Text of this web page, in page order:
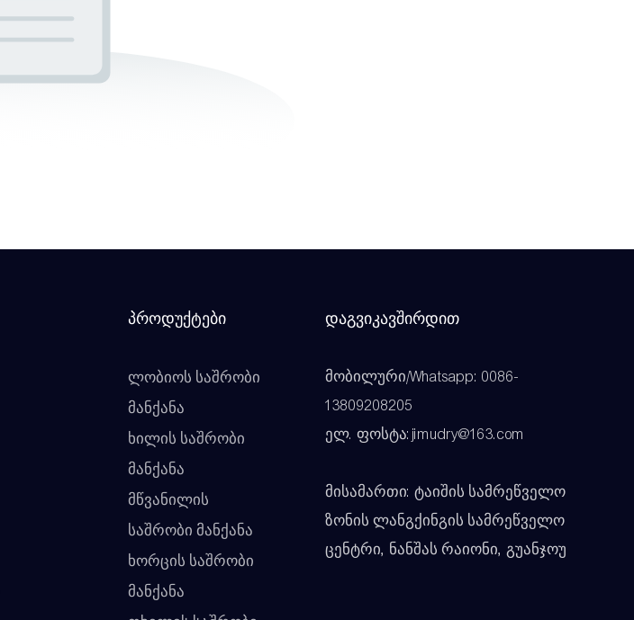
Პროდუქტები
ლობიოს საშრობი
მანქანა
ხილის საშრობი
მანქანა
მწვანილის
საშრობი მანქანა
ხორცის საშრობი
მანქანა
Დაგვიკავშირდით
მობილური/Whatsapp: 0086-
13809208205
ელ. ფოსტა:jimudry@163.com
მისამართი: ტაიშის სამრეწველო
ზონის ლანგქინგის სამრეწველო
ცენტრი, ნანშას რაიონი, გუანჯოუ